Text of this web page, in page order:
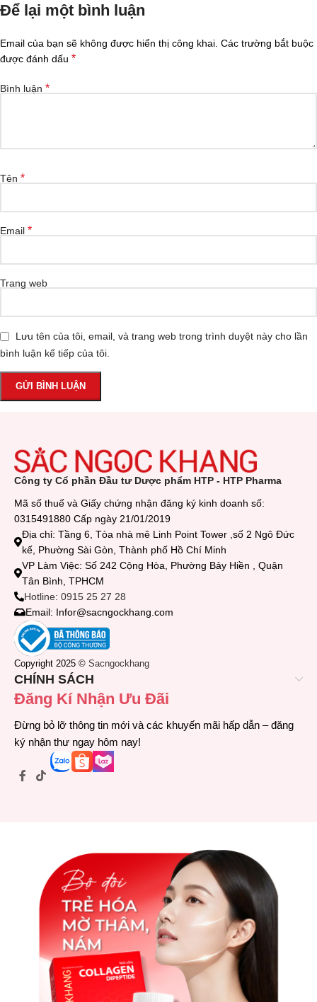
Để lại một bình luận
Email của bạn sẽ không được hiển thị công khai. Các trường bắt buộc
được đánh dấu *
Bình luận *
Tên *
Email *
Trang web
Lưu tên của tôi, email, và trang web trong trình duyệt này cho lần
bình luận kế tiếp của tôi.
Công ty Cổ phần Đầu tư Dược phẩm HTP - HTP Pharma
Mã số thuế và Giấy chứng nhận đăng ký kinh doanh số:
0315491880 Cấp ngày 21/01/2019
Địa chỉ: Tầng 6, Tòa nhà mê Linh Point Tower ,số 2 Ngô Đức
kế, Phường Sài Gòn, Thành phố Hồ Chí Minh
VP Làm Việc: Số 242 Cộng Hòa, Phường Bảy Hiền , Quận
Tân Bình, TPHCM
Hotline: 0915 25 27 28
Email: Infor@sacngockhang.com
Copyright 2025 © Sacngockhang
CHÍNH SÁCH
Đăng Kí Nhận Ưu Đãi
Đừng bỏ lỡ thông tin mới và các khuyến mãi hấp dẫn – đăng
ký nhận thư ngay hôm nay!